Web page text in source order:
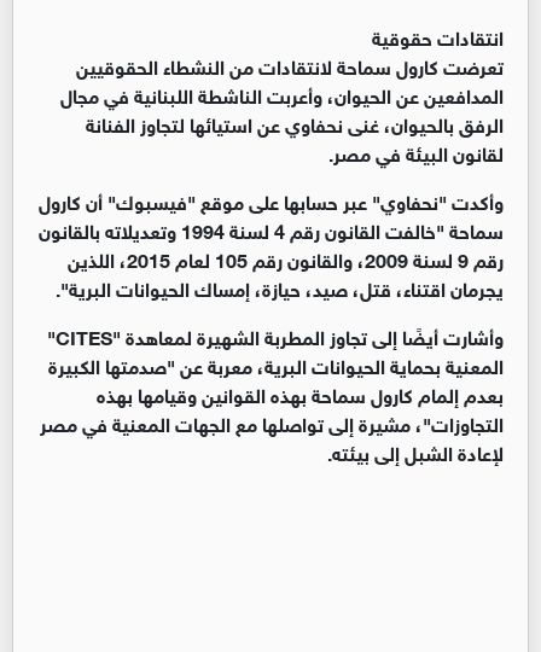
انتقادات حقوقية
تعرضت كارول سماحة لانتقادات من النشطاء الحقوقيين
المدافعين عن الحيوان، وأعربت الناشطة اللبنانية في مجال
الرفق بالحيوان، غنى نحفاوي عن استيائها لتجاوز الفنانة
لقانون البيئة في مصر.
وأكدت "نحفاوي" عبر حسابها على موقع "فيسبوك" أن كارول
سماحة "خالفت القانون رقم 4 لسنة 1994 وتعديلاته بالقانون
رقم 9 لسنة 2009، والقانون رقم 105 لعام 2015، اللذين
يجرمان اقتناء، قتل، صيد، حيازة، إمساك الحيوانات البرية".
وأشارت أيضًا إلى تجاوز المطربة الشهيرة لمعاهدة "CITES"
المعنية بحماية الحيوانات البرية، معربة عن "صدمتها الكبيرة
بعدم إلمام كارول سماحة بهذه القوانين وقيامها بهذه
التجاوزات"، مشيرة إلى تواصلها مع الجهات المعنية في مصر
لإعادة الشبل إلى بيئته.